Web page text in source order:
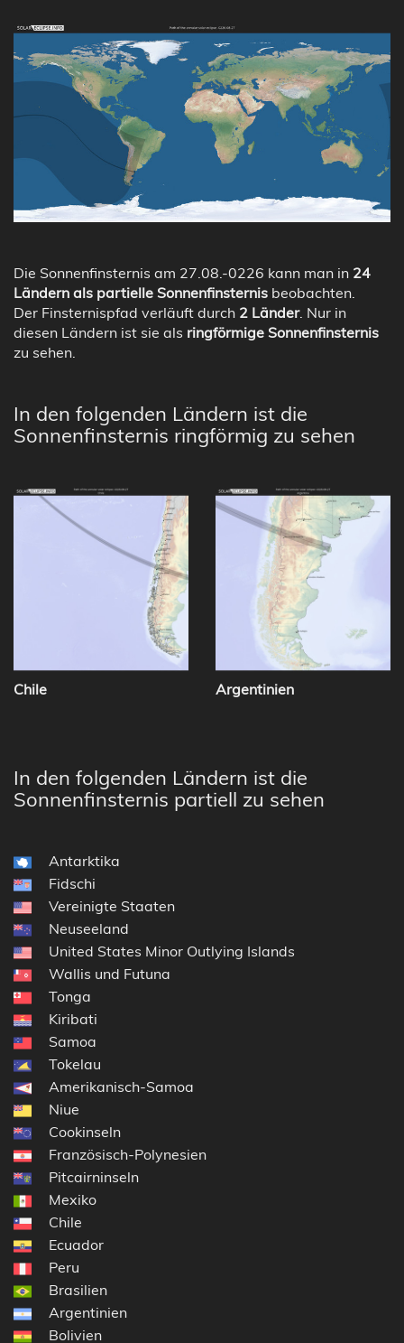
Die Sonnenfinsternis am 27.08.-0226 kann man in 24
Ländern als partielle Sonnenfinsternis beobachten.
Der Finsternispfad verläuft durch 2 Länder. Nur in
diesen Ländern ist sie als ringförmige Sonnenfinsternis
zu sehen.
In den folgenden Ländern ist die
Sonnenfinsternis ringförmig zu sehen
Chile Argentinien
In den folgenden Ländern ist die
Sonnenfinsternis partiell zu sehen
Antarktika
Fidschi
Vereinigte Staaten
Neuseeland
United States Minor Outlying Islands
Wallis und Futuna
Tonga
Kiribati
Samoa
Tokelau
Amerikanisch-Samoa
Niue
Cookinseln
Französisch-Polynesien
Pitcairninseln
Mexiko
Chile
Ecuador
Peru
Brasilien
Argentinien
Bolivien